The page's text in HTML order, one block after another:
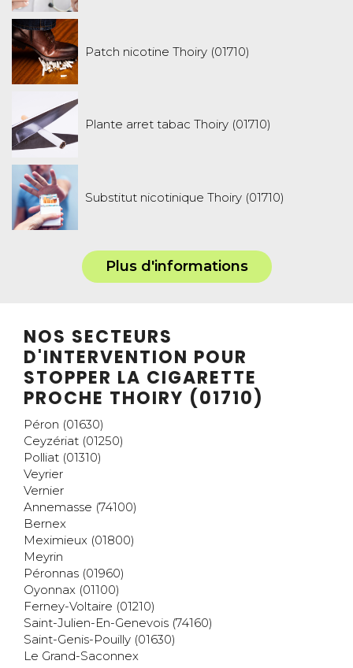
Patch nicotine Thoiry (01710)
Plante arret tabac Thoiry (01710)
Substitut nicotinique Thoiry (01710)
Plus d'informations
NOS SECTEURS
D'INTERVENTION POUR
STOPPER LA CIGARETTE
PROCHE THOIRY (01710)
Péron (01630)
Ceyzériat (01250)
Polliat (01310)
Veyrier
Vernier
Annemasse (74100)
Bernex
Meximieux (01800)
Meyrin
Péronnas (01960)
Oyonnax (01100)
Ferney-Voltaire (01210)
Saint-Julien-En-Genevois (74160)
Saint-Genis-Pouilly (01630)
Le Grand-Saconnex